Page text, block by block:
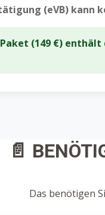
(eVB) kann
(149 €)
📄
Das benötigen